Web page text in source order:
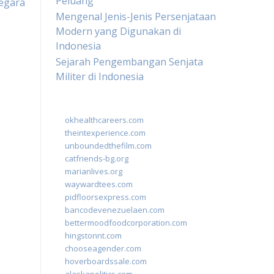
Mengenal Jenis-Jenis Persenjataan
Modern yang Digunakan di
Indonesia
Sejarah Pengembangan Senjata
Militer di Indonesia
okhealthcareers.com
theintexperience.com
unboundedthefilm.com
catfriends-bg.org
marianlives.org
waywardtees.com
pidfloorsexpress.com
bancodevenezuelaen.com
bettermoodfoodcorporation.com
hingstonnt.com
chooseagender.com
hoverboardssale.com